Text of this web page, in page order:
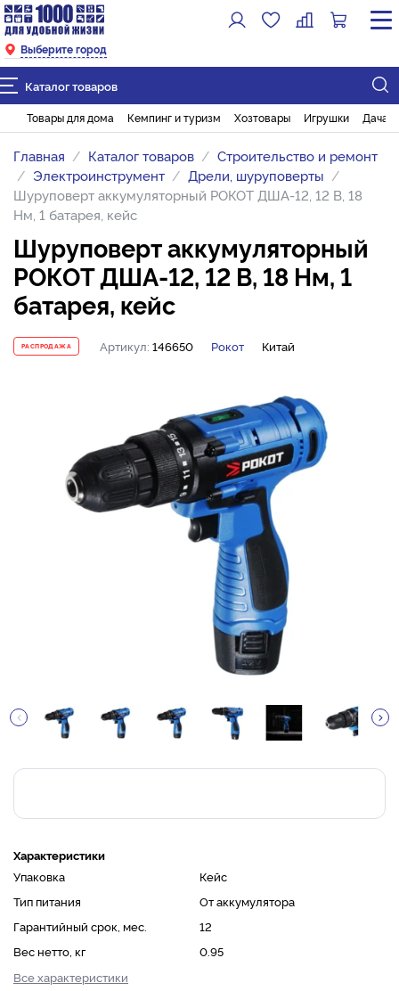
Выберите город
Каталог товаров
Товары для дома Кемпинг и туризм Хозтовары Игрушки Дача
Главная Каталог товаров
Строительство и ремонт
Электроинструмент
Дрели, шуруповерты
Шуруповерт аккумуляторный РОКОТ ДША-12, 12 В, 18
Нм, 1 батарея, кейс
Шуруповерт аккумуляторный
РОКОТ ДША-12, 12 В, 18 Нм, 1
батарея, кейс
РАСПРОДАЖА Артикул: 146650 Рокот Китай
Характеристики
Упаковка
Кейс
Тип питания
От аккумулятора
Гарантийный срок, мес.
12
Вес нетто, кг
0.95
Все характеристики